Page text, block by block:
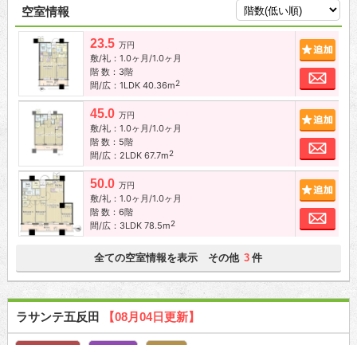
空室情報
23.5 万円
敷/礼：1.0ヶ月/1.0ヶ月
階 数：3階
間/広：1LDK 40.36m2
追加
お
45.0 万円
敷/礼：1.0ヶ月/1.0ヶ月
階 数：5階
間/広：2LDK 67.7m2
追加
お
50.0 万円
敷/礼：1.0ヶ月/1.0ヶ月
階 数：6階
間/広：3LDK 78.5m2
お
全ての空室情報を表示 その他 3 件
ラサンテ五反田 【08月04日更新】